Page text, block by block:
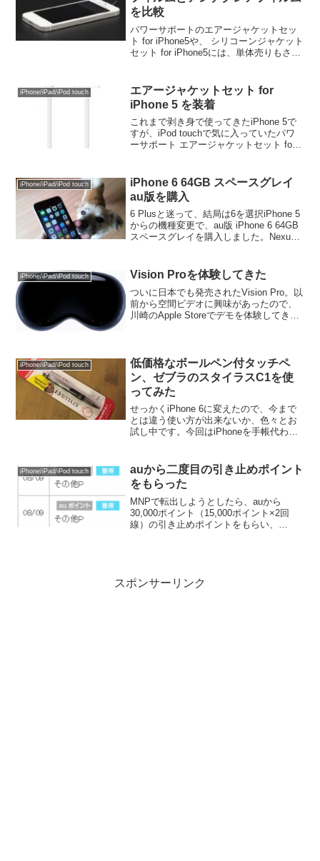
を比較
パワーサポートのエアージャケットセッ
ト for iPhone5や、 シリコーンジャケット
セット for iPhone5には、単体売りもされ
ルム for iPhone5を...
iPhone/iPad/iPod touch
エアージャケットセット for
iPhone 5 を装着
これまで剥き身で使ってきたiPhone 5で
すが、iPod touchで気に入っていたパワ
ーサポート エアージャケットセット for
げなのでクリアを...
iPhone/iPad/iPod touch
iPhone 6 64GB スペースグレイ
au版を購入
6 Plusと迷って、結局は6を選択iPhone 5
からの機種変更で、au版 iPhone 6 64GB
スペースグレイを購入しました。Nexus 7
うのがあり、直前...
iPhone/iPad/iPod touch Vision Proを体験してきた
ついに日本でも発売されたVision Pro。以
前から空間ビデオに興味があったので、
川崎のApple Storeでデモを体験してきま
iPhone/iPad/iPod touch
低価格なボールペン付タッチペ
ン、ゼブラのスタイラスC1を使
ってみた
せっかくiPhone 6に変えたので、今まで
とは違う使い方が出来ないか、色々とお
試し中です。今回はiPhoneを手帳代わり
タッチペンとと言っても高い物から安い
物まで様々...
iPhone/iPad/iPod touch
auから二度目の引き止めポイント
をもらった
MNPで転出しようとしたら、auから
30,000ポイント（15,000ポイント×2回
線）の引き止めポイントをもらい、
スポンサーリンク